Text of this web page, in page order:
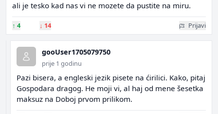
ali je tesko kad nas vi ne mozete da pustite na miru.
↑ 4 ↓ 14 Prijavi
gooUser1705079750
prije 1 godinu
Pazi bisera, a engleski jezik pisete na ćirilici. Kako, pitaj
Gospodara dragog. He moji vi, al haj od mene šesetka
maksuz na Doboj prvom prilikom.